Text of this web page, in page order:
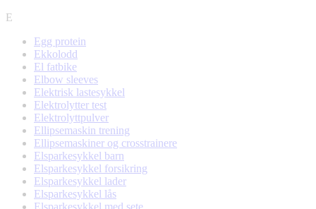
E
Egg protein
Ekkolodd
El fatbike
Elbow sleeves
Elektrisk lastesykkel
Elektrolytter test
Elektrolyttpulver
Ellipsemaskin trening
Ellipsemaskiner og crosstrainere
Elsparkesykkel barn
Elsparkesykkel forsikring
Elsparkesykkel lader
Elsparkesykkel lås
Elsparkesykkel med sete